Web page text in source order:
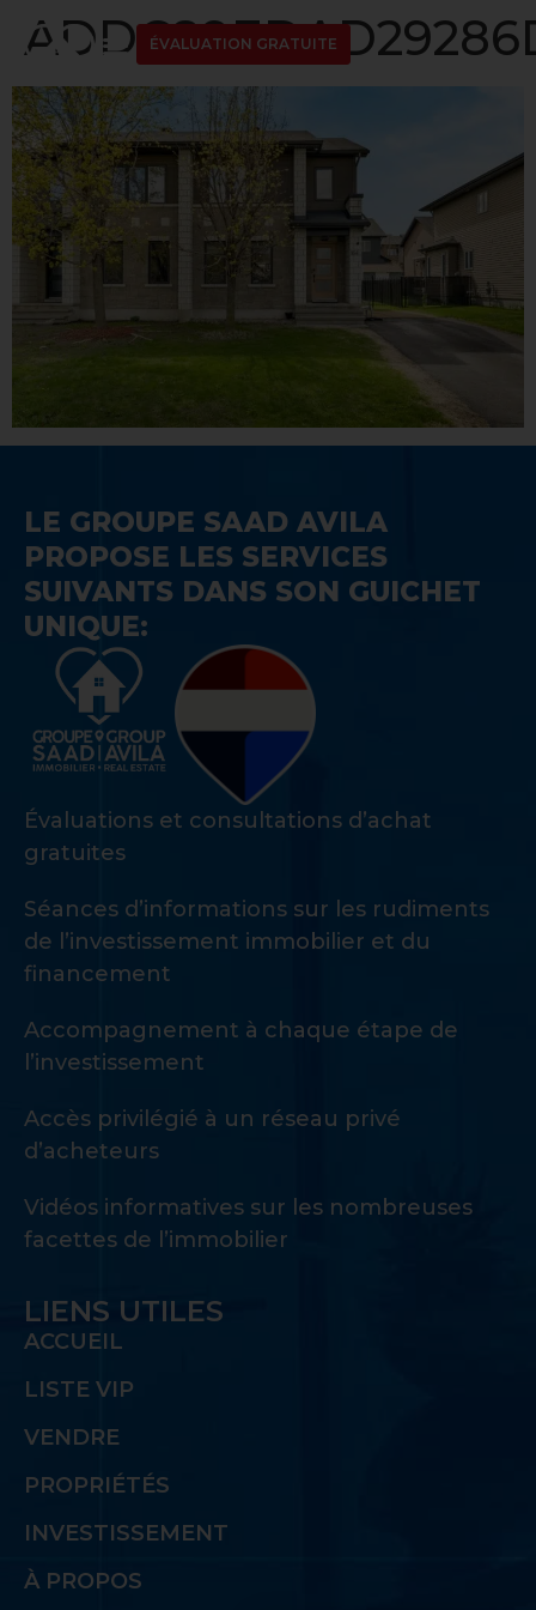
ÉVALUATION GRATUITE
LE GROUPE SAAD AVILA
PROPOSE LES SERVICES
SUIVANTS DANS SON GUICHET
UNIQUE:
Évaluations et consultations d’achat
gratuites
Séances d’informations sur les rudiments
de l’investissement immobilier et du
financement
Accompagnement à chaque étape de
l’investissement
Accès privilégié à un réseau privé
d’acheteurs
Vidéos informatives sur les nombreuses
facettes de l’immobilier
LIENS UTILES
ACCUEIL
LISTE VIP
VENDRE
PROPRIÉTÉS
INVESTISSEMENT
À PROPOS